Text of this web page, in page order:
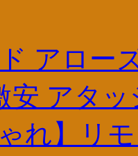
アロー
安 アタッ
ゃれ】リ